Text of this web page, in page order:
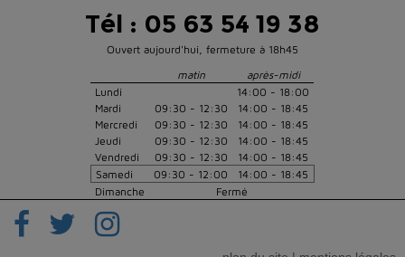
Tél : 05 63 54 19 38
Ouvert aujourd'hui, fermeture à 18h45
matin
après-midi
Lundi
14:00 - 18:00
Mardi
09:30 - 12:30
14:00 - 18:45
Mercredi
09:30 - 12:30
14:00 - 18:45
Jeudi
09:30 - 12:30
14:00 - 18:45
Vendredi
09:30 - 12:30
14:00 - 18:45
Samedi
09:30 - 12:00
14:00 - 18:45
Dimanche
Fermé